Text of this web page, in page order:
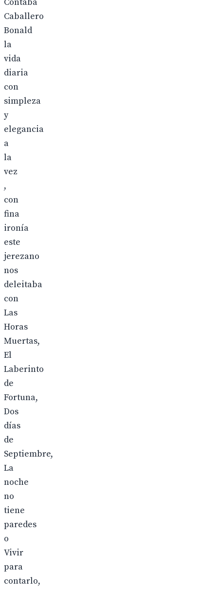
Caballero
Bonald
la
vida
diaria
con
simpleza
y
elegancia
a
la
vez
,
con
fina
ironía
este
jerezano
nos
deleitaba
con
Las
Horas
Muertas,
El
Laberinto
de
Fortuna,
Dos
días
de
Septiembre,
La
noche
no
tiene
paredes
o
Vivir
para
contarlo,